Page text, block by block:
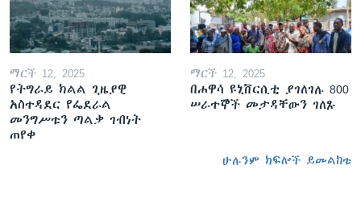
ማርች 12, 2025
የትግራይ ክልል ጊዜያዊ
አስተዳደር የፌደራል
መንግሥቱን ጣልቃ ገብነት
ጠየቀ
ማርች 12, 2025
በሐዋሳ ዩኒቨርሲቲ ያገለገሉ 800
ሠራተኞች መታዳቸውን ገለጹ
ሁሉንም ክፍሎች ይመልከቱ